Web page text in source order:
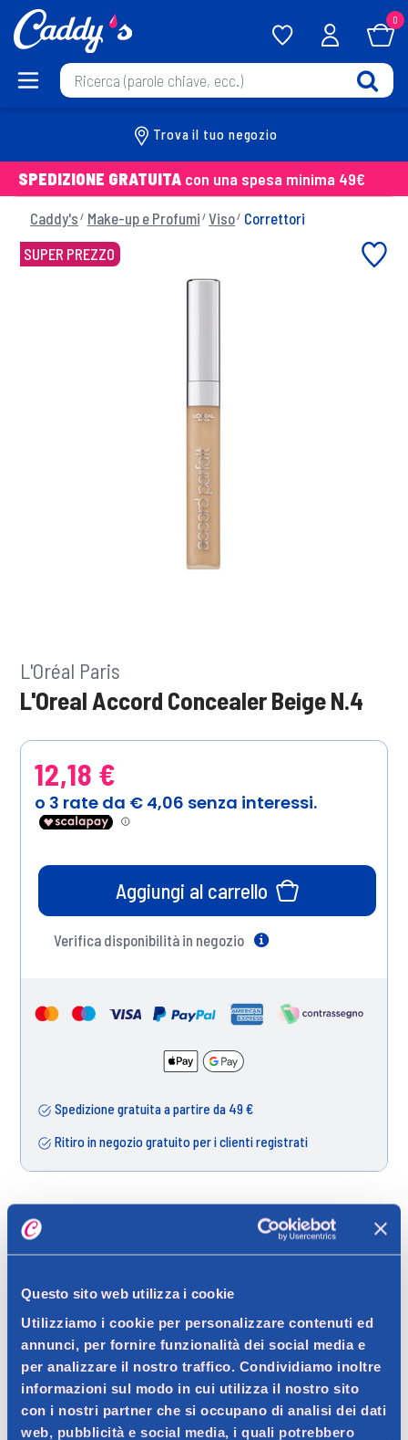
Questo sito web utilizza i cookie
Utilizziamo i cookie per personalizzare contenuti ed
annunci, per fornire funzionalità dei social media e
per analizzare il nostro traffico. Condividiamo inoltre
informazioni sul modo in cui utilizza il nostro sito
con i nostri partner che si occupano di analisi dei dati
web, pubblicità e social media, i quali potrebbero
0
Trova il tuo negozio
SPEDIZIONE GRATUITA con una spesa minima 49€
Caddy's Make-up e Profumi Viso Correttori
SUPER PREZZO
L'Oréal Paris
L'Oreal Accord Concealer Beige N.4
12,18 €
Aggiungi al carrello
Verifica disponibilità in negozio
Spedizione gratuita a partire da 49 €
Ritiro in negozio gratuito per i clienti registrati
Dettagli prodotto
Descrizione
Correttore per imperfezioni e segni di stanchezza.
Contatto del produttore
Dettagli
La sua formula è arricchita con Pigmenti luminosi per